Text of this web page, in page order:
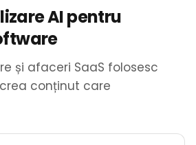
AI pentru
și afaceri SaaS folosesc
conținut care